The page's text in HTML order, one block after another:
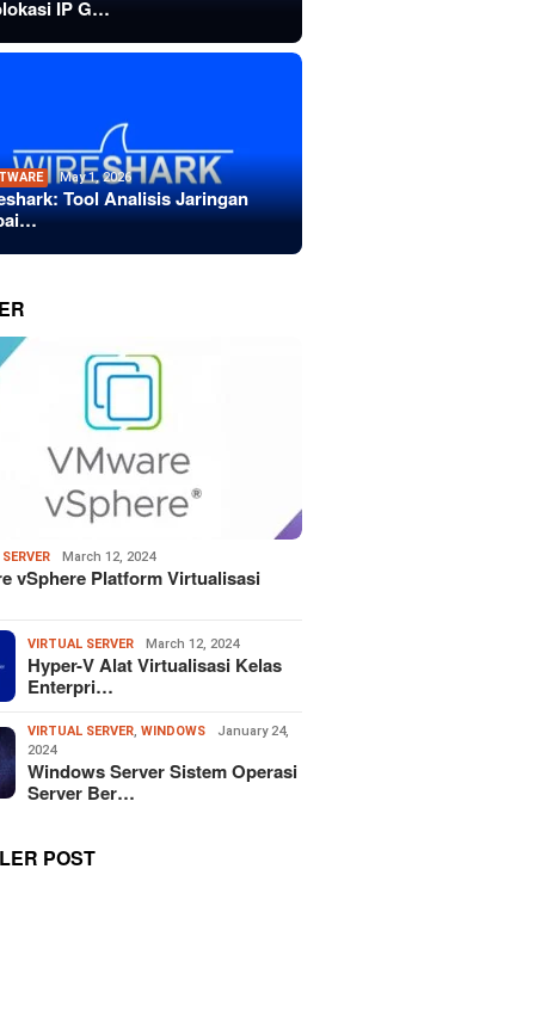
IP G…
May 1, 2026
Tool Analisis Jaringan
March 12, 2024
vSphere Platform Virtualisasi
VIRTUAL SERVER March 12, 2024
Hyper-V Alat Virtualisasi Kelas
Enterpri…
VIRTUAL SERVER,WINDOWS
January 24,
2024
Windows Server Sistem Operasi
Server Ber…
POST